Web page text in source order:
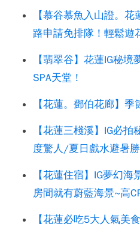
【慕谷慕魚入山證。
路申請免排隊！輕鬆遊
【翡翠谷】花蓮IG秘
SPA天堂！
【花蓮。鄧伯花廊】
【花蓮三棧溪】IG必
度驚人/夏日戲水避暑勝
【花蓮住宿】IG夢幻
房間就有蔚藍海景~高
【花蓮必吃5大人氣美